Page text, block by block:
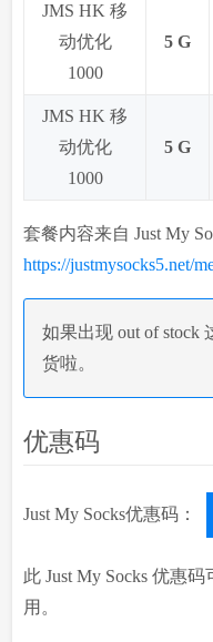
JMS HK 移
动优化
1000
5 G
JMS HK 移
动优化
1000
5 G
套餐内容来自 Just My
https://justmysocks5.net/
如果出现 out of stock
货啦。
优惠码
Just My Socks优惠码：
此 Just My Socks 优惠
用。